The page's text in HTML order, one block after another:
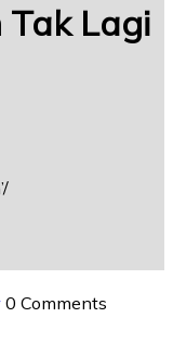
Tak Lagi
0 Comments